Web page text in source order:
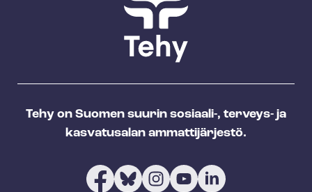
Tehy on Suomen suurin sosiaali-, terveys- ja
kasvatusalan ammattijärjestö.